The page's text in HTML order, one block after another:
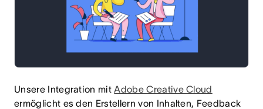
Unsere Integration mitAdobe Creative Cloud
ermöglicht es den Erstellern von Inhalten, Feedback